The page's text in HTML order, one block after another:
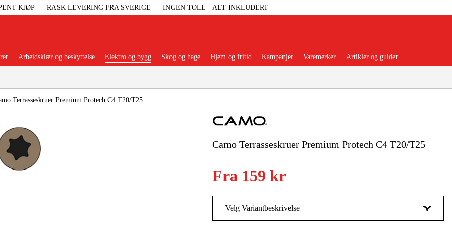
KJØP RASK LEVERING FRA SVERIGE INGEN TOLL – ALT INKLUDERT
Populære kategorier
Maskiner Og Verktøy Garasje Og Verksted
Maskintilbehør Og Forbruksvarer
Arbeidsklær Og Beskyttelse
Arbeidsklær og beskyttelse Elektro og bygg Skog og hage Hjem og fritid Kampanjer Varemerker Artikler og guider
Terrasseskruer Premium Protech C4 T20/T25
Camo Terrasseskruer Premium Protech C4 T20/T25
Fra 159 kr
Velg Variantbeskrivelse